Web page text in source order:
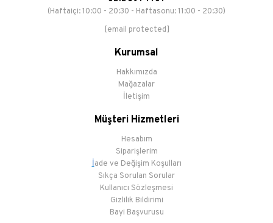
(Haftaiçi: 10:00 - 20:30 - Haftasonu: 11:00 - 20:30)
[email protected]
Kurumsal
Hakkımızda
Mağazalar
İletişim
Müşteri Hizmetleri
Hesabım
Siparişlerim
İade ve Değişim Koşulları
Sıkça Sorulan Sorular
Kullanıcı Sözleşmesi
Gizlilik Bildirimi
Bayi Başvurusu